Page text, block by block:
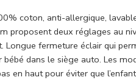
coton, anti-allergique,
proposent deux réglages au
fermeture éclair qui
dans le siège auto. Les
en haut pour éviter que